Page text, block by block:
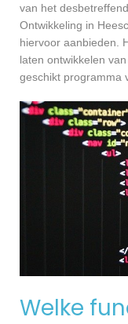
van het
Ontwikkeling in
hiervoor aanbieden.
laten ontwikkelen
geschikt programma
Welke